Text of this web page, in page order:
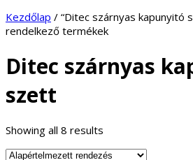
Kezdőlap / “Ditec szárnyas kapunyitó
rendelkező termékek
Ditec szárnyas
szett
Showing all 8 results